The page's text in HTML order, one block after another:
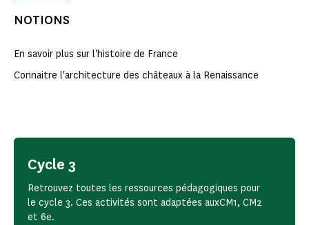
NOTIONS
En savoir plus sur l'histoire de France
Connaitre l'architecture des châteaux à la Renaissance
Cycle 3
Retrouvez toutes les ressources pédagogiques pour
le cycle 3. Ces activités sont adaptées auxCM1, CM2
et 6e.